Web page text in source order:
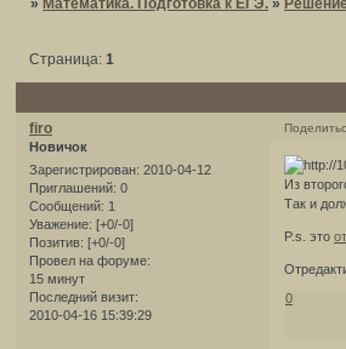
»Математика. Подготовка к ЕГЭ. »
Страница: 1
firo
Новичок
Зарегистрирован: 2010-04-12
Приглашений: 0
Сообщений: 1
Уважение: [+0/-0]
Позитив: [+0/-0]
Провел на форуме:
15 минут
Последний визит:
2010-04-16 15:39:29
Из
Так и
P.s. это
0